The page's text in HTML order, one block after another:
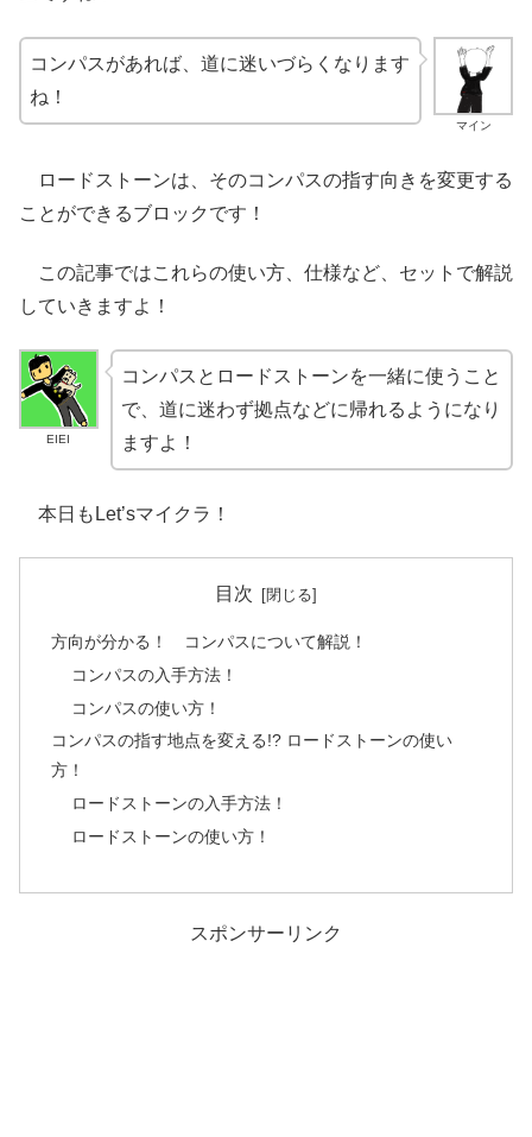
マイン
コンパスがあれば、道に迷いづらくなります
ね！
ロードストーンは、そのコンパスの指す向きを変更する
ことができるブロックです！
この記事ではこれらの使い方、仕様など、セットで解説
していきますよ！
EIEI
コンパスとロードストーンを一緒に使うこと
で、道に迷わず拠点などに帰れるようになり
ますよ！
本日もLet’sマイクラ！
目次
方向が分かる！ コンパスについて解説！
コンパスの入手方法！
コンパスの使い方！
コンパスの指す地点を変える!? ロードストーンの使い
方！
ロードストーンの入手方法！
ロードストーンの使い方！
スポンサーリンク